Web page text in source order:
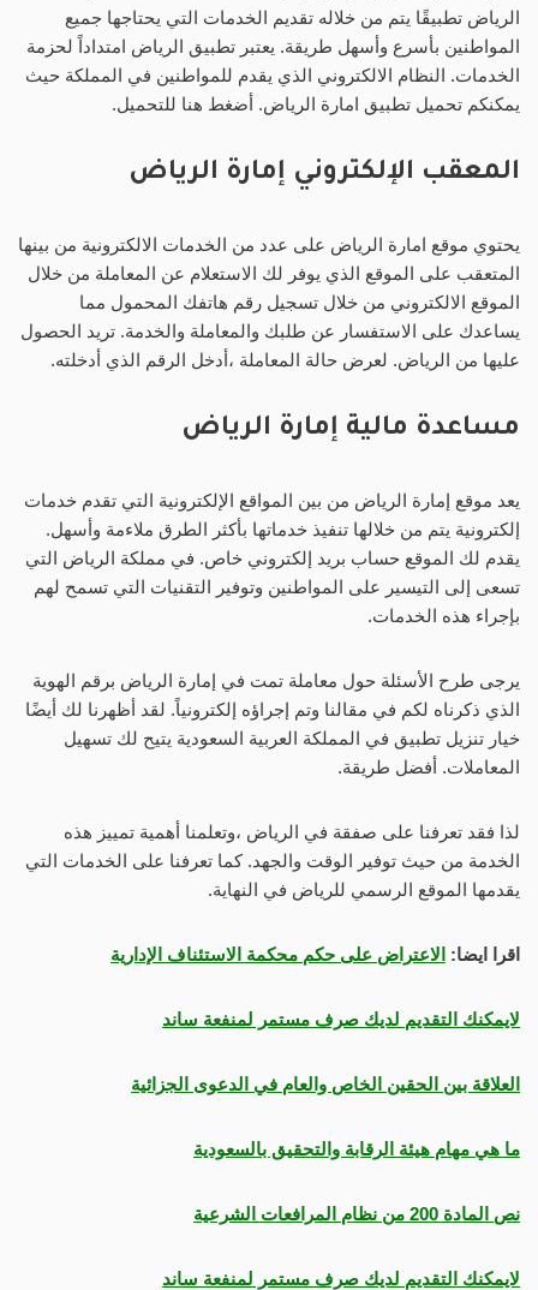
الرياض تطبيقًا يتم من خلاله تقديم الخدمات التي يحتاجها جميع
المواطنين بأسرع وأسهل طريقة. يعتبر تطبيق الرياض امتداداً لحزمة
الخدمات. النظام الالكتروني الذي يقدم للمواطنين في المملكة حيث
يمكنكم تحميل تطبيق امارة الرياض. أضغط هنا للتحميل.
المعقب الإلكتروني إمارة الرياض
يحتوي موقع امارة الرياض على عدد من الخدمات الالكترونية من بينها
المتعقب على الموقع الذي يوفر لك الاستعلام عن المعاملة من خلال
الموقع الالكتروني من خلال تسجيل رقم هاتفك المحمول مما
يساعدك على الاستفسار عن طلبك والمعاملة والخدمة. تريد الحصول
عليها من الرياض. لعرض حالة المعاملة ،أدخل الرقم الذي أدخلته.
مساعدة مالية إمارة الرياض
يعد موقع إمارة الرياض من بين المواقع الإلكترونية التي تقدم خدمات
إلكترونية يتم من خلالها تنفيذ خدماتها بأكثر الطرق ملاءمة وأسهل.
يقدم لك الموقع حساب بريد إلكتروني خاص. في مملكة الرياض التي
تسعى إلى التيسير على المواطنين وتوفير التقنيات التي تسمح لهم
بإجراء هذه الخدمات.
يرجى طرح الأسئلة حول معاملة تمت في إمارة الرياض برقم الهوية
الذي ذكرناه لكم في مقالنا وتم إجراؤه إلكترونياً. لقد أظهرنا لك أيضًا
خيار تنزيل تطبيق في المملكة العربية السعودية يتيح لك تسهيل
المعاملات. أفضل طريقة.
لذا فقد تعرفنا على صفقة في الرياض ،وتعلمنا أهمية تمييز هذه
الخدمة من حيث توفير الوقت والجهد. كما تعرفنا على الخدمات التي
يقدمها الموقع الرسمي للرياض في النهاية.
اقرا ايضا: الاعتراض على حكم محكمة الاستئناف الإدارية
لايمكنك التقديم لديك صرف مستمر لمنفعة ساند
العلاقة بين الحقين الخاص والعام في الدعوى الجزائية
ما هي مهام هيئة الرقابة والتحقيق بالسعودية
نص المادة 200 من نظام المرافعات الشرعية
لايمكنك التقديم لديك صرف مستمر لمنفعة ساند